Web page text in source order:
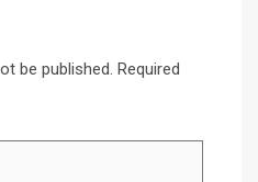
be published. Required